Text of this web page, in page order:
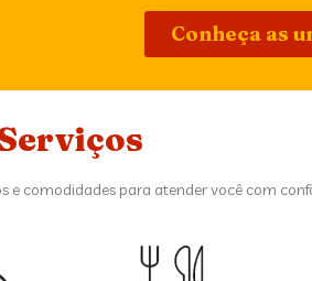
Conheça as
e comodidades para atender você com